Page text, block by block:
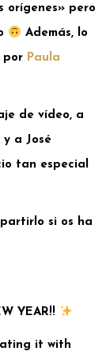
orígenes» pero
Además, lo
por Paula
de vídeo, a
a José
tan especial
si os ha
YEAR!!
it with